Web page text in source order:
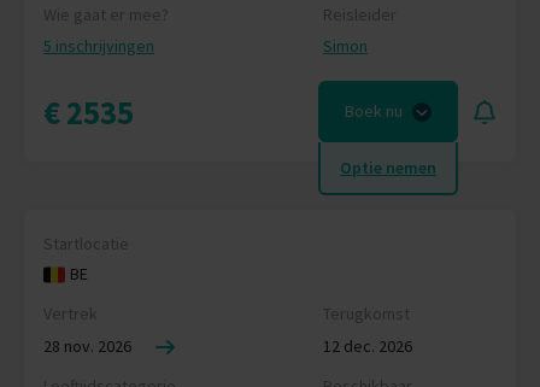
Wie gaat er mee?
5 inschrijvingen
Reisleider
Simon
€ 2535 Boek nu
Optie nemen
Startlocatie
BE
Vertrek
28 nov. 2026
Terugkomst
12 dec. 2026